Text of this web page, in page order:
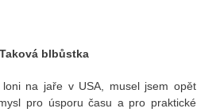
Taková blbůstka
na jaře v USA, musel jsem opět
pro úsporu času a pro praktické